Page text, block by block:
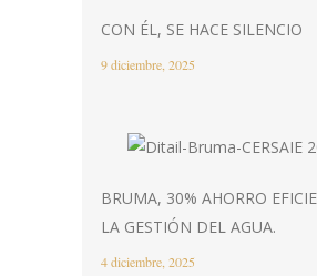
CON ÉL, SE HACE SILENCIO
9 diciembre, 2025
BRUMA, 30% AHORRO
LA GESTIÓN DEL AGUA.
4 diciembre, 2025